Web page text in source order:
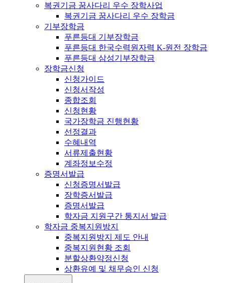
복권기금 꿈사다리 우수 장학사업
복권기금 꿈사다리 우수 장학금
기부장학금
푸른등대 기부장학금
푸른등대 한국수력원자력 K-원전 장학금
푸른등대 삼성기부장학금
장학금신청
신청가이드
신청서작성
종합조회
신청현황
국가장학금 진행현황
선정결과
수혜내역
서류제출현황
계좌정보수정
증명서발급
신청증명서발급
장학증서발급
증명서발급
학자금 지원구간 통지서 발급
학자금 중복지원방지
중복지원방지 제도 안내
중복지원현황 조회
분할상환약정신청
상환유예 및 채무승인 신청